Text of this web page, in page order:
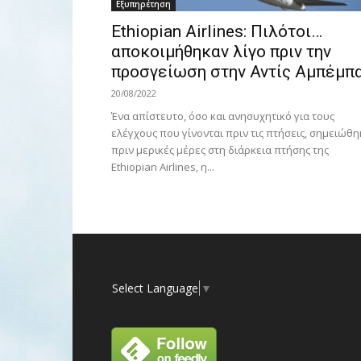
Εξυπηρέτηση
Ethiopian Airlines: Πιλότοι…
αποκοιμήθηκαν λίγο πριν την
προσγείωση στην Αντίς
20/08/2022
Ένα απίστευτο, όσο και ανησυχητικό για τους
ελέγχους που γίνονται πριν τις πτήσεις,
πριν μερικές μέρες στη διάρκεια πτήσης της
Ethiopian Airlines, η...
Select Language ▼